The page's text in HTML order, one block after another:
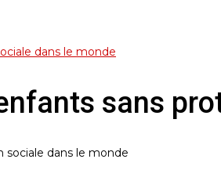
dans le monde
sans